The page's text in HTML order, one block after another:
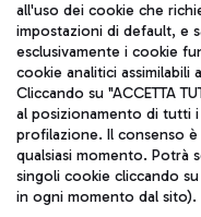
Aeroporti di Roma S.p.A.
coordinamento di
Codice fiscale e Registro
IVA 06572251004
Capitale sociale
Sede legale: Via Pier
telefono +39 06 65951
all'uso dei cookie che
impostazioni di default, e
esclusivamente i cookie
cookie analitici assimilabili
Cliccando su "ACCETTA
al posizionamento di tutti
profilazione. Il consenso
qualsiasi momento. Potrà
singoli cookie cliccando su
in ogni momento dal sito).